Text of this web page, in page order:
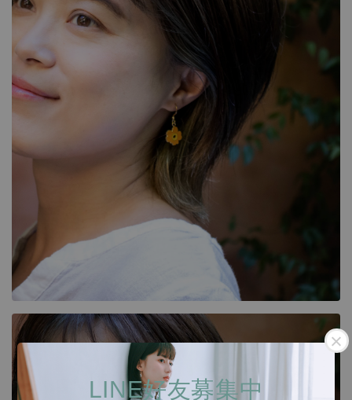
LINE好友募集中